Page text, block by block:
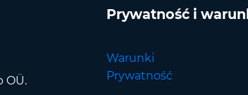
OÜ.
Prywatność i
Warunki
Prywatność